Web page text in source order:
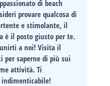
di beach
provare qualcosa di
e stimolante, il
è il posto giusto per te.
unirti a noi! Visita il
per saperne di più sui
attività. Ti